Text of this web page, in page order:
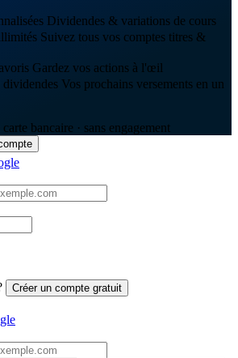
Dividendes & variations de cours
Suivez tous vos comptes titres &
Gardez vos actions à l'œil
dividendes Vos prochains versements en un
bancaire · sans engagement
Créer un compte gratuit